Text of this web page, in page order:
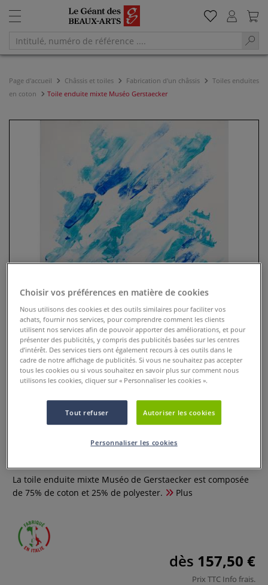
Page d'accueil Châssis et toiles Fabrication d'un châssis
Toiles enduites
en coton
Toile enduite mixte Muséo Gerstaecker
Toile enduite mixte Muséo
La toile enduite mixte Muséo de Gerstaecker est composée
de 75% de coton et 25% de polyester.
Plus
dès 157,50 €
Prix TTC Info frais.
Choisir vos préférences en matière de cookies
Nous utilisons des cookies et des outils similaires pour faciliter vos
achats, fournir nos services, pour comprendre comment les clients
utilisent nos services afin de pouvoir apporter des améliorations, et pour
présenter des publicités, y compris des publicités basées sur les centres
d’intérêt. Des services tiers ont également recours à ces outils dans le
cadre de notre affichage de publicités. Si vous ne souhaitez pas accepter
tous les cookies ou si vous souhaitez en savoir plus sur comment nous
utilisons les cookies, cliquer sur « Personnaliser les cookies ».
Tout refuser Autoriser les cookies
Personnaliser les cookies